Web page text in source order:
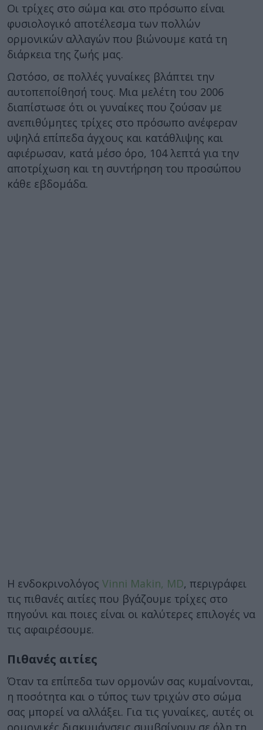
Οι τρίχες στο σώμα και στο πρόσωπο είναι
φυσιολογικό αποτέλεσμα των πολλών
ορμονικών αλλαγών που βιώνουμε κατά τη
διάρκεια της ζωής μας.
Ωστόσο, σε πολλές γυναίκες βλάπτει την
αυτοπεποίθησή τους. Μια μελέτη του 2006
διαπίστωσε ότι οι γυναίκες που ζούσαν με
ανεπιθύμητες τρίχες στο πρόσωπο ανέφεραν
υψηλά επίπεδα άγχους και κατάθλιψης και
αφιέρωσαν, κατά μέσο όρο, 104 λεπτά για την
αποτρίχωση και τη συντήρηση του προσώπου
κάθε εβδομάδα.
Η ενδοκρινολόγος Vinni Makin, MD, περιγράφει
τις πιθανές αιτίες που βγάζουμε τρίχες στο
πηγούνι και ποιες είναι οι καλύτερες επιλογές να
τις αφαιρέσουμε.
Πιθανές αιτίες
Όταν τα επίπεδα των ορμονών σας κυμαίνονται,
η ποσότητα και ο τύπος των τριχών στο σώμα
σας μπορεί να αλλάξει. Για τις γυναίκες, αυτές οι
ορμονικές διακυμάνσεις συμβαίνουν σε όλη τη